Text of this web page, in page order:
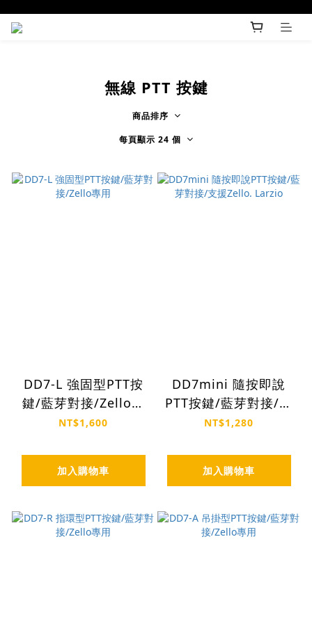
無線 PTT 按鍵
商品排序
每頁顯示 24 個
DD7-L 強固型PTT按
鍵/藍芽對接/Zello專
用
NT$1,600
加入購物車
DD7mini 隨按即說
PTT按鍵/藍芽對接/支
援Zello. Larzio
NT$1,280
加入購物車